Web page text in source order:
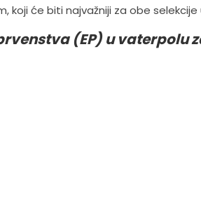
koji će biti najvažniji za obe selekcije
(EP) u vaterpolu